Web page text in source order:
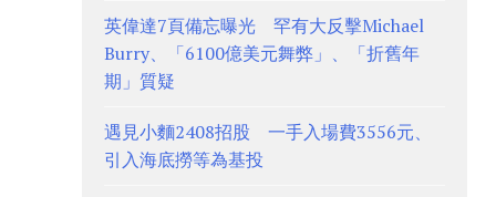
英偉達7頁備忘曝光 罕有大反擊Michael
Burry、「6100億美元舞弊」、「折舊年
期」質疑
遇見小麵2408招股 一手入場費3556元、
引入海底撈等為基投